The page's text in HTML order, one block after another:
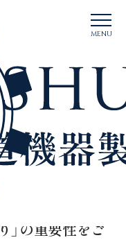
t
o
g
e
v
i
a
t
i
o
MENU
組み
」の重要性をご